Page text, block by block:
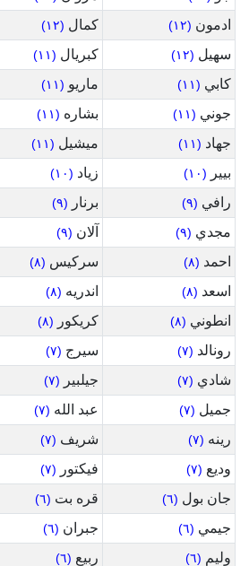
ادمون (١٢) كمال (١٢)
سهيل (١٢) كبريال (١١)
كابي (١١) ماريو (١١)
جوني (١١) بشاره (١١)
جهاد (١١) ميشيل (١١)
بيير (١٠) زياد (١٠)
رافي (٩) برنار (٩)
مجدي (٩) آلان (٩)
احمد (٨) سركيس (٨)
اسعد (٨) اندريه (٨)
انطوني (٨) كريكور (٨)
رونالد (٧) سيرج (٧)
شادي (٧) جيلبير (٧)
جميل (٧) عبد الله (٧)
رينه (٧) شريف (٧)
وديع (٧) فيكتور (٧)
جان بول (٦) قره بت (٦)
جيمي (٦) جبران (٦)
وليم (٦) ربيع (٦)